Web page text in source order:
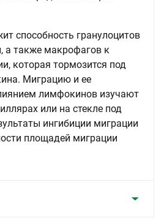
способность гранулоцитов
а также макрофагов к
которая тормозится под
Миграцию и ее
лимфокинов изучают
или на стекле под
ингибиции миграции
площадей миграции